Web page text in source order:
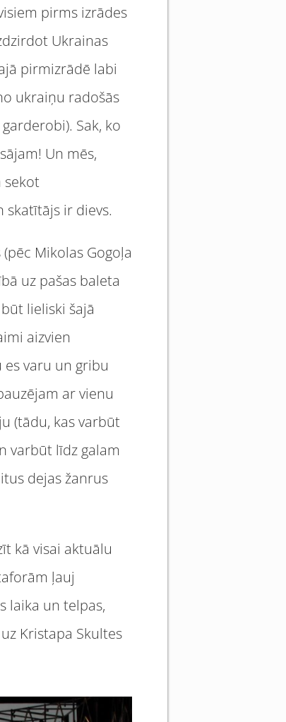
pirms izrādes
Ukrainas
pirmizrādē labi
ukraiņu radošās
Sak, ko
Un mēs,
sekot
skatītājs ir dievs.
Mikolas Gogoļa
uz pašas baleta
lieliski šajā
aizvien
es varu un gribu
ar vienu
(tādu, kas varbūt
varbūt līdz galam
dejas žanrus
kā visai aktuālu
ļauj
laika un telpas,
Kristapa Skultes